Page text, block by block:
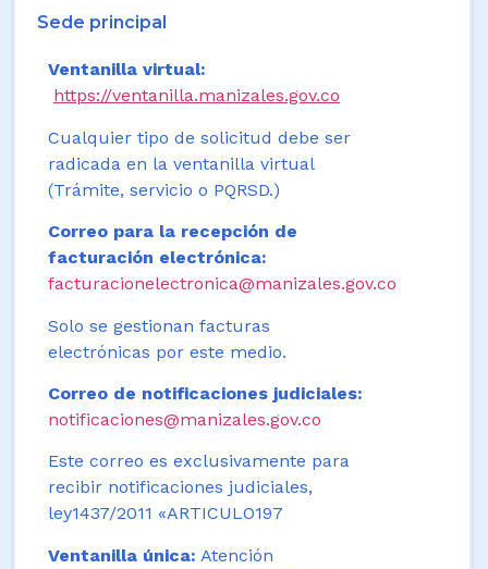
Sede principal
Ventanilla virtual:
https://ventanilla.manizales.gov.co
Cualquier tipo de solicitud debe ser
radicada en la ventanilla virtual
(Trámite, servicio o PQRSD.)
Correo para la recepción de
facturación electrónica:
facturacionelectronica@manizales.gov.co
Solo se gestionan facturas
electrónicas por este medio.
Correo de notificaciones judiciales:
notificaciones@manizales.gov.co
Este correo es exclusivamente para
recibir notificaciones judiciales,
ley1437/2011 «ARTICULO197
Ventanilla única: Atención